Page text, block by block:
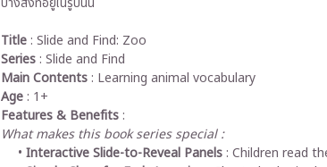
Title : Slide and Find: Zoo
Series : Slide and Find
Main Contents : Learning animal vocabulary
Age : 1+
Features & Benefits :
What makes this book series special :
Interactive Slide-to-Reveal Panels: Children read